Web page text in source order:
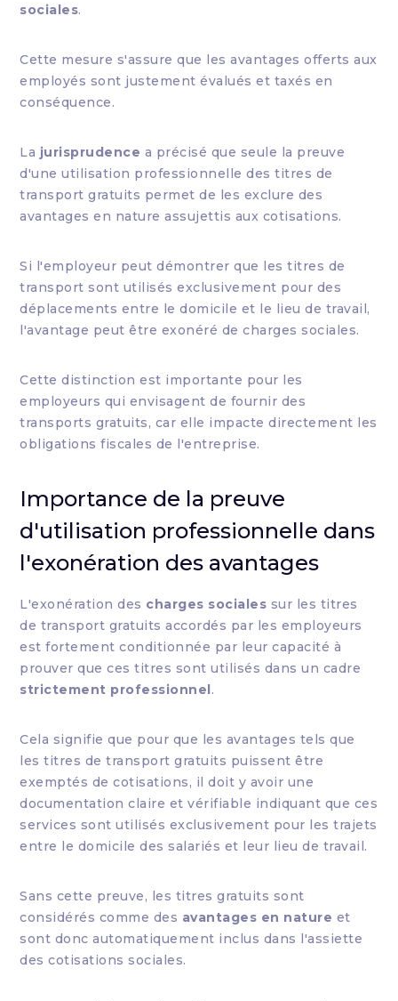
sociales.
Cette mesure s'assure que les avantages offerts aux
employés sont justement évalués et taxés en
conséquence.
La jurisprudence a précisé que seule la preuve
d'une utilisation professionnelle des titres de
transport gratuits permet de les exclure des
avantages en nature assujettis aux cotisations.
Si l'employeur peut démontrer que les titres de
transport sont utilisés exclusivement pour des
déplacements entre le domicile et le lieu de travail,
l'avantage peut être exonéré de charges sociales.
Cette distinction est importante pour les
employeurs qui envisagent de fournir des
transports gratuits, car elle impacte directement les
obligations fiscales de l'entreprise.
Importance de la preuve
d'utilisation professionnelle dans
l'exonération des avantages
L'exonération des charges sociales sur les titres
de transport gratuits accordés par les employeurs
est fortement conditionnée par leur capacité à
prouver que ces titres sont utilisés dans un cadre
strictement professionnel.
Cela signifie que pour que les avantages tels que
les titres de transport gratuits puissent être
exemptés de cotisations, il doit y avoir une
documentation claire et vérifiable indiquant que ces
services sont utilisés exclusivement pour les trajets
entre le domicile des salariés et leur lieu de travail.
Sans cette preuve, les titres gratuits sont
considérés comme des avantages en nature et
sont donc automatiquement inclus dans l'assiette
des cotisations sociales.